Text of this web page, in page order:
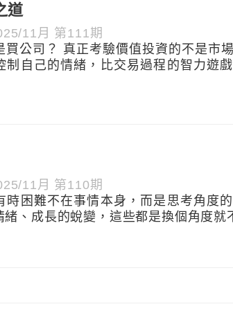
道
11月 第111期
買公司？ 真正考驗價值投資的不是市
制自己的情緒，比交易過程的智力遊
11月 第110期
時困難不在事情本身，而是思考角度
緒、成長的蛻變，這些都是換個角度就